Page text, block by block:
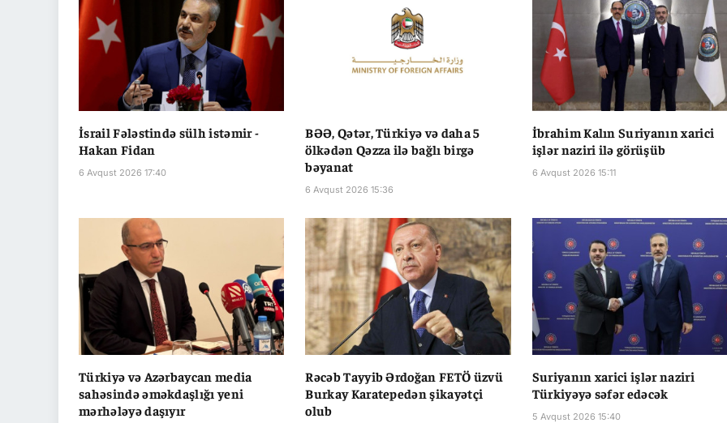
İsrail Fələstində sülh istəmir -
Hakan Fidan
6 Avqust 2026 17:40
BƏƏ, Qətər, Türkiyə və daha 5
ölkədən Qəzza ilə bağlı birgə
bəyanat
6 Avqust 2026 15:36
İbrahim Kalın Suriyanın xarici
işlər naziri ilə görüşüb
6 Avqust 2026 15:11
Türkiyə və Azərbaycan media
sahəsində əməkdaşlığı yeni
mərhələyə daşıyır
Rəcəb Tayyib Ərdoğan FETÖ üzvü
Burkay Karatepedən şikayətçi
olub
Suriyanın xarici işlər naziri
Türkiyəyə səfər edəcək
5 Avqust 2026 15:40